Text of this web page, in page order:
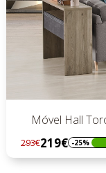
Móvel Hall
Regular
preço
293€219€
Preço -25%